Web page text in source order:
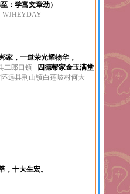
：学富文章劲）
WJHEYDAY
家，一道荣光耀物华，
二郎口镇
四德帮家金玉满堂
远县荆山镇白莲坡村何大
，十大生宏。